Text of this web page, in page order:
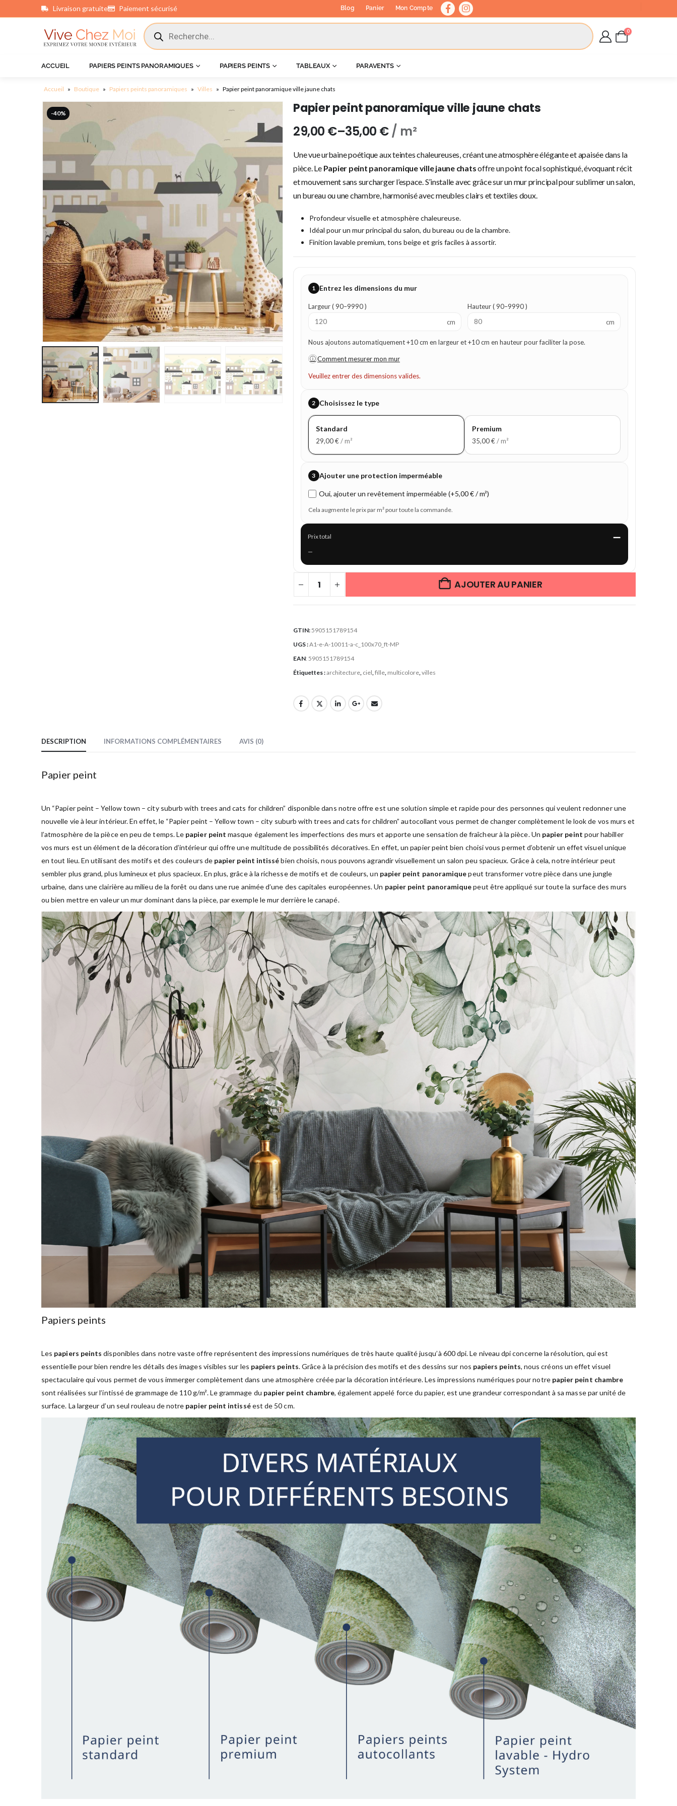
Livraison gratuite Paiement sécurisé Blog Panier Mon Compte
0
ACCUEIL PAPIERS PEINTS PANORAMIQUES PAPIERS PEINTS TABLEAUX PARAVENTS
Accueil » Boutique » Papiers peints panoramiques » Villes » Papier peint panoramique ville jaune chats
-40% Papier peint panoramique ville jaune chats
29,00 €–35,00 €/ m²
Une vue urbaine poétique aux teintes chaleureuses, créant une atmosphère élégante et apaisée dans la
pièce. Le Papier peint panoramique ville jaune chatsoffre un point focal sophistiqué, évoquant récit
et mouvement sans surcharger l’espace. S’installe avec grâce sur un mur principal pour sublimer un salon,
un bureau ou une chambre, harmonisé avec meubles clairs et textiles doux.
Profondeur visuelle et atmosphère chaleureuse.
Idéal pour un mur principal du salon, du bureau ou de la chambre.
Finition lavable premium, tons beige et gris faciles à assortir.
1 Entrez les dimensions du mur
Largeur ( 90–9990 )
cm
Hauteur ( 90–9990 )
cm
Nous ajoutons automatiquement +10 cm en largeur et +10 cm en hauteur pour faciliter la pose.
ⓘ Comment mesurer mon mur
Veuillez entrer des dimensions valides.
2 Choisissez le type
Standard
29,00€/ m²
Premium
35,00€/ m²
3 Ajouter une protection imperméable
Oui, ajouter un revêtement imperméable (+5,00 € / m²)
Cela augmente le prix par m² pour toute la commande.
Prix total —
—
AJOUTER AU PANIER
GTIN: 5905151789154
UGS :A1-e-A-10011-a-c_100x70_ft-MP
EAN: 5905151789154
Étiquettes :architecture, ciel fille, multicolore, villes
DESCRIPTION INFORMATIONS COMPLÉMENTAIRES AVIS (0)
Papier peint
Un “Papier peint – Yellow town – city suburb with trees and cats for children” disponible dans notre offre est une solution simple et rapide pour des personnes qui veulent redonner une
nouvelle vie à leur intérieur. En effet, le “Papier peint – Yellow town – city suburb with trees and cats for children” autocollant vous permet de changer complètement le look de vos murs et
l’atmosphère de la pièce en peu de temps. Le papier peint masque également les imperfections des murs et apporte une sensation de fraîcheur à la pièce. Un papier peint pour habiller
vos murs est un élément de la décoration d’intérieur qui offre une multitude de possibilités décoratives. En effet, un papier peint bien choisi vous permet d’obtenir un effet visuel unique
en tout lieu. En utilisant des motifs et des couleurs de papier peint intissébien choisis, nous pouvons agrandir visuellement un salon peu spacieux. Grâce à cela, notre intérieur peut
sembler plus grand, plus lumineux et plus spacieux. En plus, grâce à la richesse de motifs et de couleurs, un papier peint panoramiquepeut transformer votre pièce dans une jungle
urbaine, dans une clairière au milieu de la forêt ou dans une rue animée d’une des capitales européennes. Un papier peint panoramiquepeut être appliqué sur toute la surface des murs
ou bien mettre en valeur un mur dominant dans la pièce, par exemple le mur derrière le canapé.
Papiers peints
Les papiers peints disponibles dans notre vaste offre représentent des impressions numériques de très haute qualité jusqu’à 600 dpi. Le niveau dpi concerne la résolution, qui est
essentielle pour bien rendre les détails des images visibles sur les papiers peints. Grâce à la précision des motifs et des dessins sur nos papiers peints, nous créons un effet visuel
spectaculaire qui vous permet de vous immerger complètement dans une atmosphère créée par la décoration intérieure. Les impressions numériques pour notre papier peint chambre
sont réalisées sur l’intissé de grammage de 110 g/m². Le grammage du papier peint chambre, également appelé force du papier, est une grandeur correspondant à sa masse par unité de
surface. La largeur d’un seul rouleau de notre papier peint intisséest de 50 cm.